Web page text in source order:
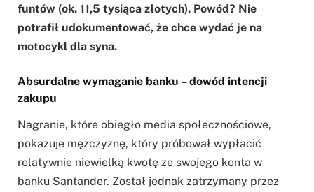
funtów (ok. 11,5 tysiąca złotych). Powód? Nie
potrafił udokumentować, że chce wydać je na
motocykl dla syna.
Absurdalne wymaganie banku – dowód intencji
zakupu
Nagranie, które obiegło media społecznościowe,
pokazuje mężczyznę, który próbował wypłacić
relatywnie niewielką kwotę ze swojego konta w
banku Santander. Został jednak zatrzymany przez